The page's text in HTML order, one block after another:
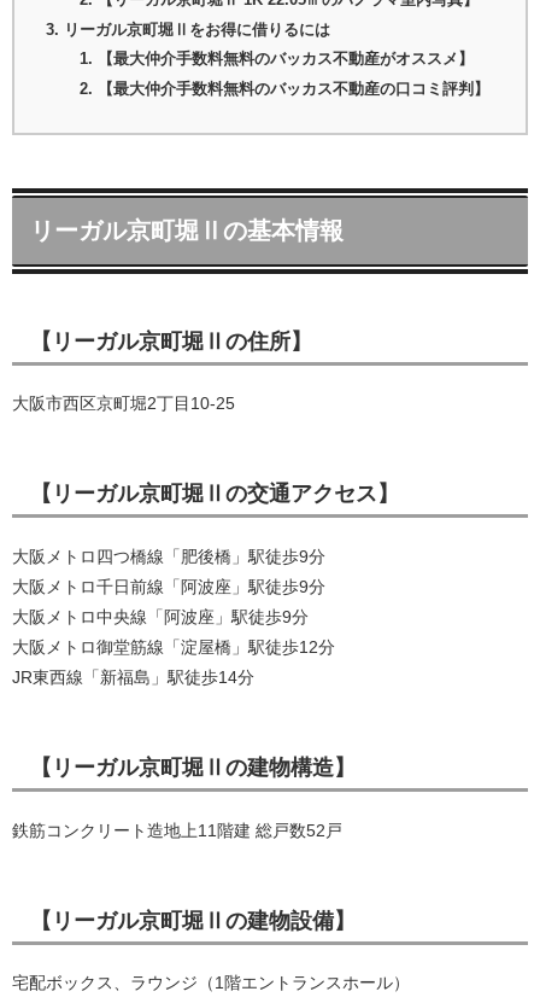
リーガル京町堀Ⅱをお得に借りるには
【最大仲介手数料無料のバッカス不動産がオススメ】
【最大仲介手数料無料のバッカス不動産の口コミ評判】
リーガル京町堀Ⅱの基本情報
【リーガル京町堀Ⅱの住所】
大阪市西区京町堀2丁目10-25
【リーガル京町堀Ⅱの交通アクセス】
大阪メトロ四つ橋線「肥後橋」駅徒歩9分
大阪メトロ千日前線「阿波座」駅徒歩9分
大阪メトロ中央線「阿波座」駅徒歩9分
大阪メトロ御堂筋線「淀屋橋」駅徒歩12分
JR東西線「新福島」駅徒歩14分
【リーガル京町堀Ⅱの建物構造】
鉄筋コンクリート造地上11階建 総戸数52戸
【リーガル京町堀Ⅱの建物設備】
宅配ボックス、ラウンジ（1階エントランスホール）